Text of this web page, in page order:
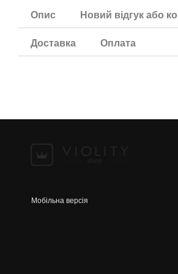
Опис Новий відгук або
Доставка Оплата
Мобільна версія